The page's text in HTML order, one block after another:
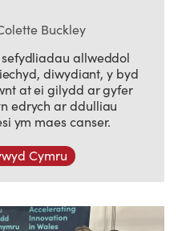
Buckley
allweddol
diwydiant, y byd
at ei gilydd ar gyfer
edrych ar ddulliau
ym maes canser.
Cymru